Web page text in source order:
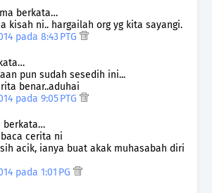
berkata…
kisah ni.. hargailah org yg kita sayangi.
pada 8:43 PTG
pun sudah sesedih ini...
benar..aduhai
pada 9:05 PTG
berkata…
cerita ni
acik, ianya buat akak muhasabah diri
pada 1:01 PG